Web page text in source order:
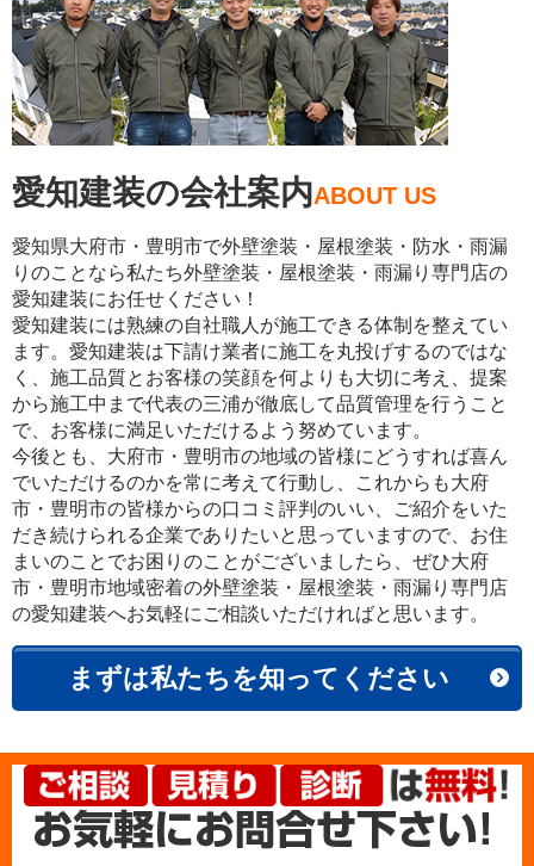
愛知建装の会社案内ABOUT US
愛知県大府市・豊明市で外壁塗装・屋根塗装・防水・雨漏
りのことなら私たち外壁塗装・屋根塗装・雨漏り専門店の
愛知建装にお任せください！
愛知建装には熟練の自社職人が施工できる体制を整えてい
ます。愛知建装は下請け業者に施工を丸投げするのではな
く、施工品質とお客様の笑顔を何よりも大切に考え、提案
から施工中まで代表の三浦が徹底して品質管理を行うこと
で、お客様に満足いただけるよう努めています。
今後とも、大府市・豊明市の地域の皆様にどうすれば喜ん
でいただけるのかを常に考えて行動し、これからも大府
市・豊明市の皆様からの口コミ評判のいい、ご紹介をいた
だき続けられる企業でありたいと思っていますので、お住
まいのことでお困りのことがございましたら、ぜひ大府
市・豊明市地域密着の外壁塗装・屋根塗装・雨漏り専門店
の愛知建装へお気軽にご相談いただければと思います。
まずは私たちを知ってください